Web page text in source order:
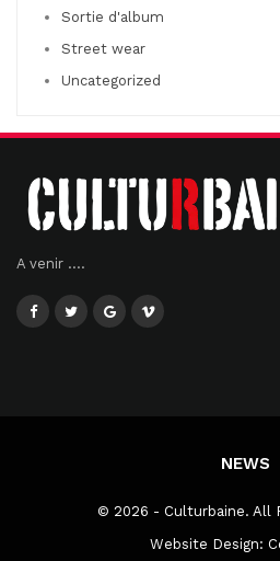
Sortie d'album
Street wear
Uncategorized
A venir ....
NEWS
© 2026 - Culturbaine. All
Website Design: